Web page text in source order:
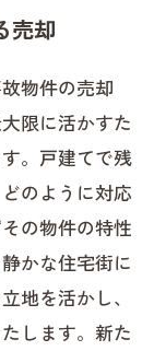
売却
物件の売却
限に活かすた
。戸建てで残
のように対応
の物件の特性
かな住宅街に
地を活かし、
します。新た